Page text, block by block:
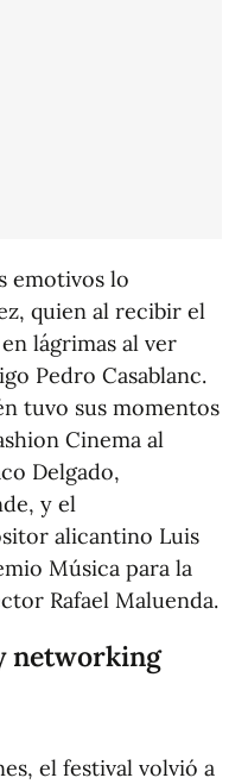
emotivos lo
quien al recibir el
lágrimas al ver
Pedro Casablanc.
tuvo sus momentos
Cinema al
Delgado,
y el
alicantino Luis
Música para la
Rafael Maluenda.
networking
el festival volvió a